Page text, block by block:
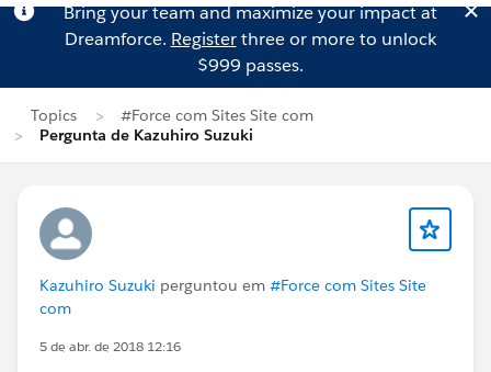
Bring your team and maximize your impact at
Dreamforce. Registerthree or more to unlock
$999 passes.
Topics
#Force com Sites Site com
Pergunta de Kazuhiro Suzuki
Kazuhiro Suzuki perguntou em #Force com Sites Site
com
5 de abr. de 2018 12:16